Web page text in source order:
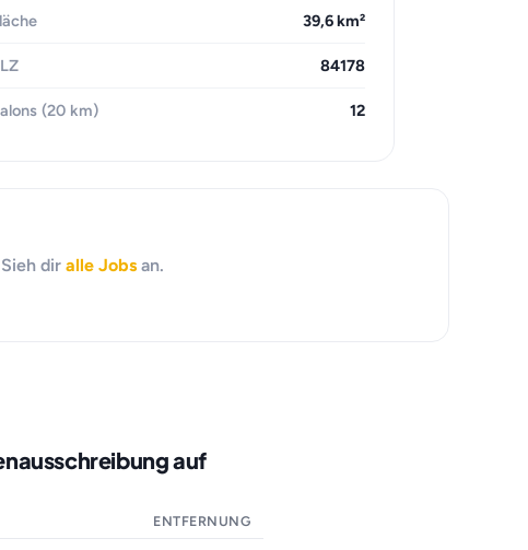
39,6 km²
84178
(20 km) 12
dir alle Jobsan.
auf
ENTFERNUNG